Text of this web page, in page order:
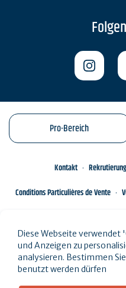
Pro-Bereich
Kontakt Rekrutierung
Conditions Particulières de Vente
Diese Webseite verwendet
und Anzeigen zu
analysieren. Bestimmen
benutzt werden dürfen